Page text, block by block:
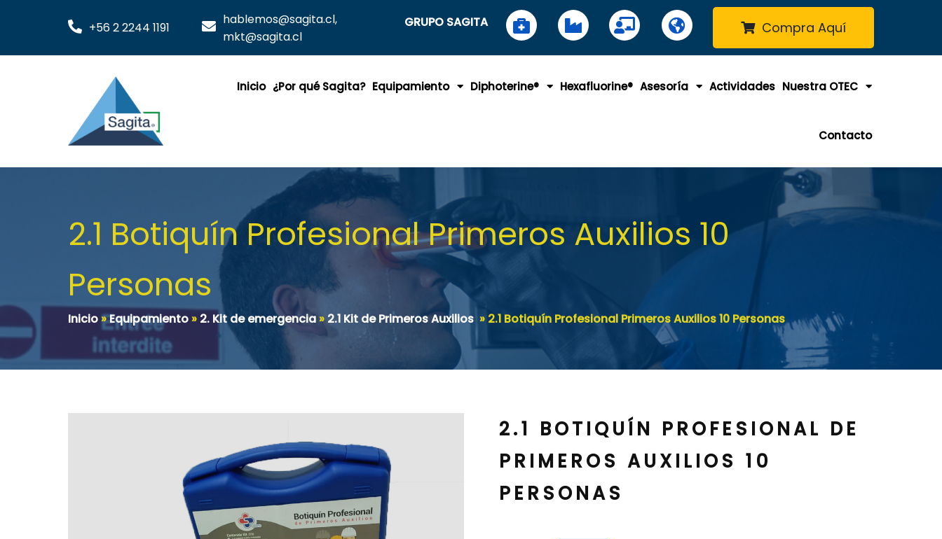
+56 2 2244 1191
hablemos@sagita.cl,
mkt@sagita.cl
GRUPO SAGITA Compra Aquí
Inicio ¿Por qué Sagita? Equipamiento Diphoterine® Hexafluorine® Asesoría Actividades Nuestra OTEC
Contacto
2.1 Botiquín Profesional Primeros Auxilios 10
Personas
Inicio»Equipamiento» 2. Kit de emergencia» 2.1 Kit de Primeros Auxilios » 2.1 Botiquín Profesional Primeros Auxilios 10 Personas
2.1 BOTIQUÍN PROFESIONAL DE
PRIMEROS AUXILIOS 10
PERSONAS